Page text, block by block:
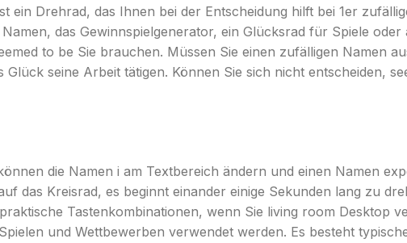
ein Drehrad, das Ihnen bei der Entscheidung hilft bei 1er
das Gewinnspielgenerator, ein Glücksrad für Spiele
to be Sie brauchen. Müssen Sie einen zufälligen Namen
Glück seine Arbeit tätigen. Können Sie sich nicht entscheiden,
die Namen i am Textbereich ändern und einen Namen
das Kreisrad, es beginnt einander einige Sekunden lang zu
Tastenkombinationen, wenn Sie living room Desktop
und Wettbewerben verwendet werden. Es besteht